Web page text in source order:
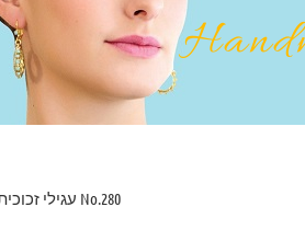
/ Earrings murano glass עגילי זכוכית בורדו וטורקיז No.280